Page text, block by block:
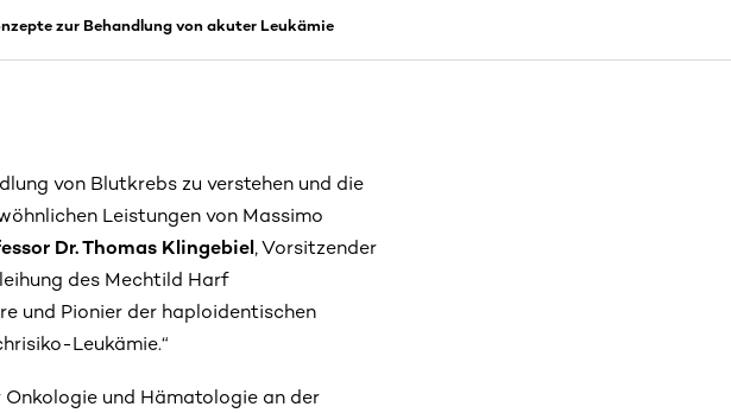
zur Behandlung von akuter Leukämie
von Blutkrebs zu verstehen und die
Leistungen von Massimo
Dr. Thomas Klingebiel, Vorsitzender
des Mechtild Harf
und Pionier der haploidentischen
Leukämie.“
und Hämatologie an der